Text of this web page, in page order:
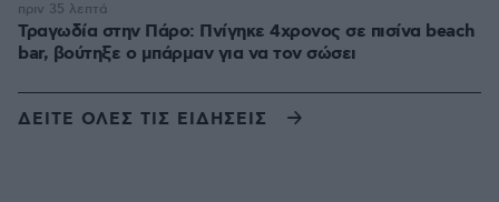
Τραγωδία στην Πάρο: Πνίγηκε 4χρονος σε πισίνα beach
bar, βούτηξε ο μπάρμαν για να τον σώσει
πριν 35 λεπτά
ΔΕΙΤΕ ΟΛΕΣ ΤΙΣ ΕΙΔΗΣΕΙΣ